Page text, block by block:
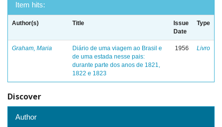
Item hits:
Author(s) Title
Issue
Date
Type
Graham, Maria
Diário de uma viagem ao Brasil e
de uma estada nesse pais:
durante parte dos anos de 1821,
1822 e 1823
1956 Livro
Discover
Author